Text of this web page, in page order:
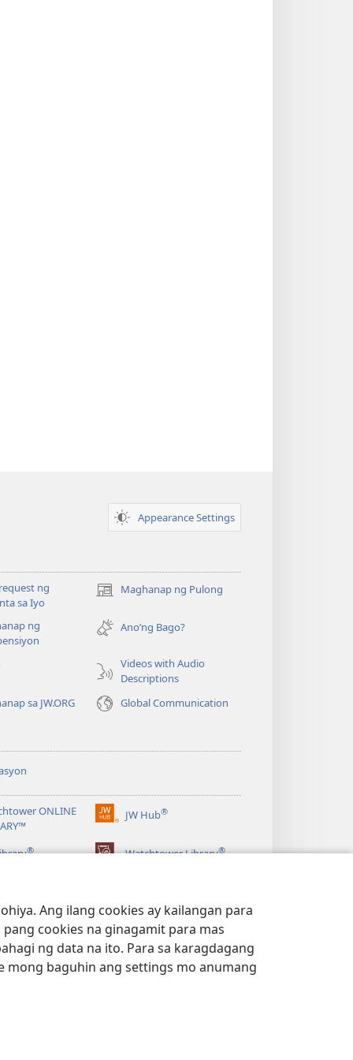
Ang ilang cookies ay kailangan para
cookies na ginagamit para mas
ng data na ito. Para sa karagdagang
mong baguhin ang settings mo anumang
Appearance Settings
ng
sa Iyo
Maghanap ng Pulong
(may
na
bagong
window)
ng
Ano’ng Bago?
Videos with Audio
Descriptions
sa JW.ORG
Global Communication
ONLINE
JW Hub®
(may
na
® Watchtower Library®